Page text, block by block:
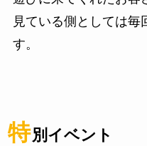
見ている側としては毎
す。
特別イベント